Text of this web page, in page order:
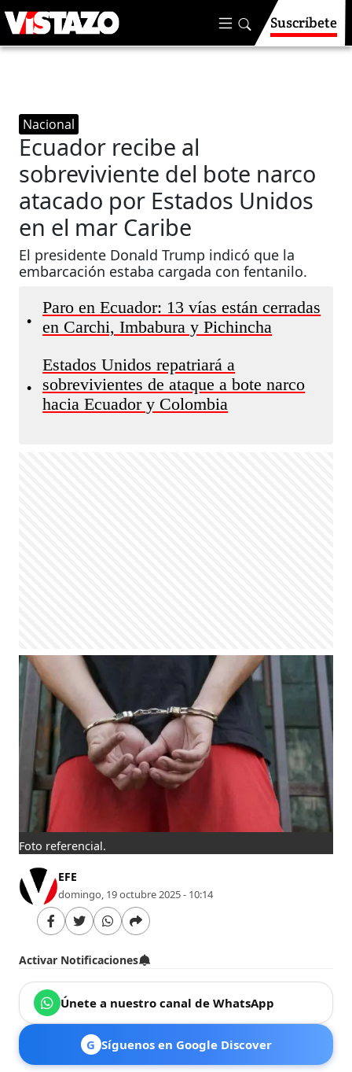
Suscríbete
Nacional
Ecuador recibe al
sobreviviente del bote narco
atacado por Estados Unidos
en el mar Caribe
El presidente Donald Trump indicó que la
embarcación estaba cargada con fentanilo.
•
Paro en Ecuador: 13 vías están cerradas
en Carchi, Imbabura y Pichincha
•
Estados Unidos repatriará a
sobrevivientes de ataque a bote narco
hacia Ecuador y Colombia
Foto referencial.
EFE
domingo, 19 octubre 2025 - 10:14
Activar Notificaciones
Únete a nuestro canal de WhatsApp
G Síguenos en Google Discover